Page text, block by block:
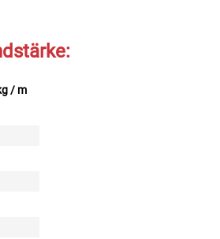
/ m